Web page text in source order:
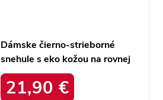
Dámske čierno-strieborné
snehule s eko kožou na rovnej
podrážke, kód produktu 23-
34586 SREBRNY
21,90 €